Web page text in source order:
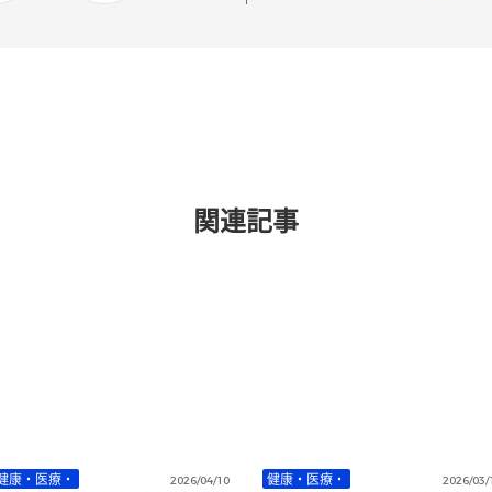
関連記事
康・医療・ 2026/04/10 健康・医療・ 2026/03/